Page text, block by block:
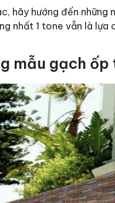
hãy hướng đến
nhất 1 tone vẫn là
mẫu gạch